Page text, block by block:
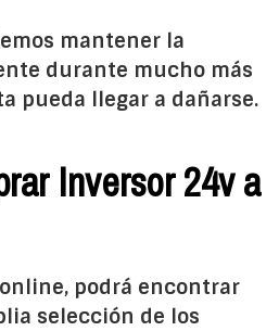
mantener la
durante mucho más
pueda llegar a dañarse.
Inversor 24v a
podrá encontrar
selección de los